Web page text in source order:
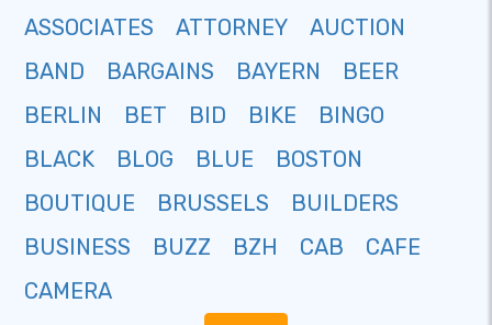
ASSOCIATES
ATTORNEY
AUCTION
BAND
BARGAINS BAYERN
BEER
BERLIN
BET BID BIKE
BINGO
BLACK
BLOG BLUE
BOSTON
BOUTIQUE
BRUSSELS
BUILDERS
BUSINESS
BUZZ BZH CAB
CAFE
CAMERA